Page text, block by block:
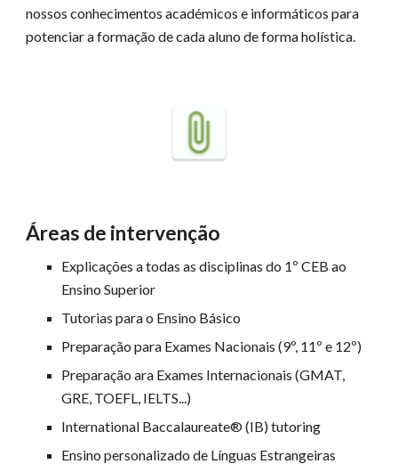
nossos conhecimentos académicos e informáticos para
potenciar a formação de cada aluno de forma holística.
Áreas de intervenção
Explicações a todas as disciplinas do 1º CEB ao
Ensino Superior
Tutorias para o Ensino Básico
Preparação para Exames Nacionais (9º, 11º e 12º)
Preparação ara Exames Internacionais (GMAT,
GRE, TOEFL, IELTS...)
International Baccalaureate® (IB) tutoring
Ensino personalizado de Línguas Estrangeiras